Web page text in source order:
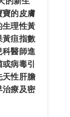
寶的皮膚
生理性黃
黃疸指數
科醫師進
病毒引
天性肝膽
治療及密